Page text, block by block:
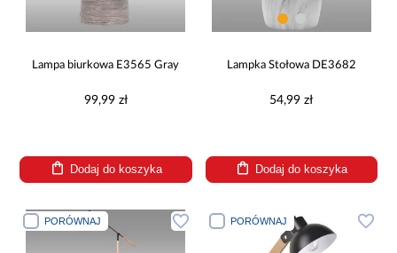
Lampa biurkowa E3565 Gray
99,99 zł
Dodaj do koszyka
Lampka Stołowa DE3682
54,99 zł
Dodaj do koszyka
PORÓWNAJ PORÓWNAJ